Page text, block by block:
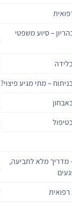
– סיוע משפטי
– מתי מגיע פיצוי?
מדריך מלא לתביעה,
רפואית